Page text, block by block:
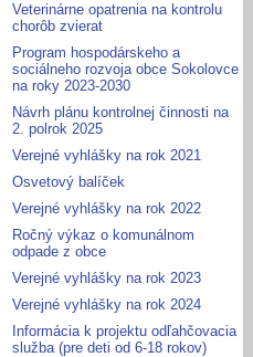
Veterinárne opatrenia na kontrolu
chorôb zvierat
Program hospodárskeho a
sociálneho rozvoja obce Sokolovce
na roky 2023-2030
Návrh plánu kontrolnej činnosti na
2. polrok 2025
Verejné vyhlášky na rok 2021
Osvetový balíček
Verejné vyhlášky na rok 2022
Ročný výkaz o komunálnom
odpade z obce
Verejné vyhlášky na rok 2023
Verejné vyhlášky na rok 2024
Informácia k projektu odľahčovacia
služba (pre deti od 6-18 rokov)